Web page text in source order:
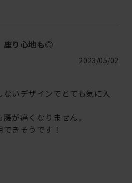
座り心地も◎
2023/05/02
いデザインでとても気に入
が痛くなりません。
きそうです！